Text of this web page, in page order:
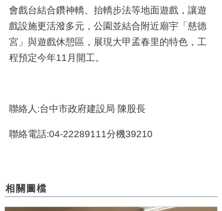
會戲台結合鑽神轎、抬轎步法等地面遊戲，讓遊
戲設施更活潑多元，公園並結合附近廟宇「慈德
宮」與遊戲休憩區，展現大甲孟春里的特色，工
程預定今年11月開工。
聯絡人:台中市政府建設局 陳股長
聯絡電話:04-22289111分機39210
相關圖檔